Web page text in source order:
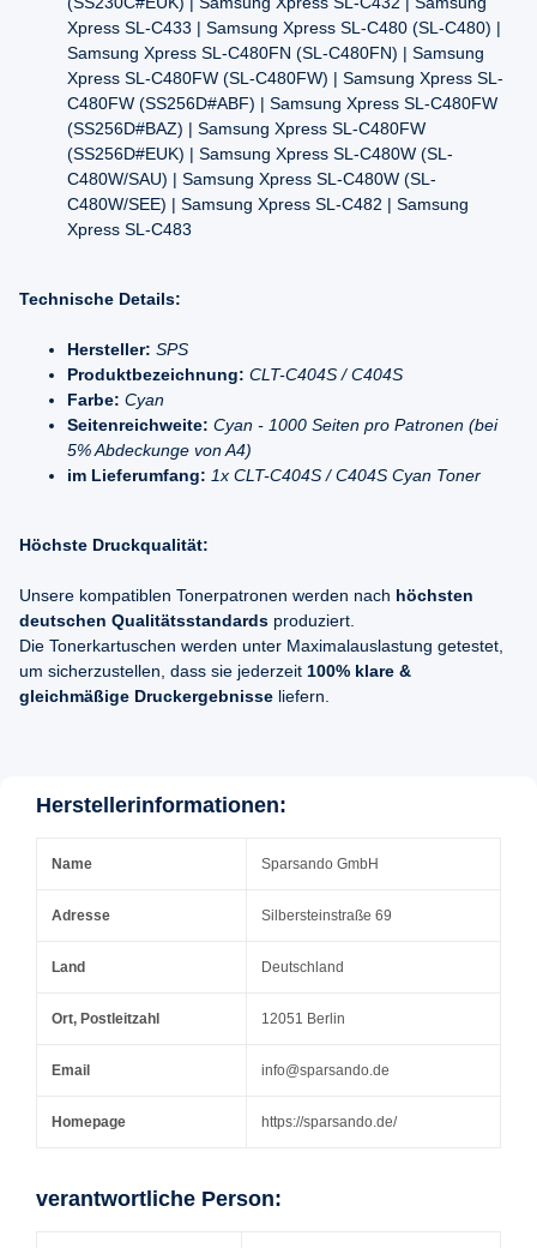
Xpress SL-C433 | Samsung Xpress SL-C480 (SL-C480) |
Samsung Xpress SL-C480FN (SL-C480FN) | Samsung
Xpress SL-C480FW (SL-C480FW) | Samsung Xpress SL-
C480FW (SS256D#ABF) | Samsung Xpress SL-C480FW
(SS256D#BAZ) | Samsung Xpress SL-C480FW
(SS256D#EUK) | Samsung Xpress SL-C480W (SL-
C480W/SAU) | Samsung Xpress SL-C480W (SL-
C480W/SEE) | Samsung Xpress SL-C482 | Samsung
Xpress SL-C483
Technische Details:
Hersteller: SPS
Produktbezeichnung: CLT-C404S / C404S
Farbe: Cyan
Seitenreichweite: Cyan - 1000 Seiten pro Patronen (bei
5% Abdeckunge von A4)
im Lieferumfang: 1x CLT-C404S / C404S Cyan Toner
Höchste Druckqualität:
Unsere kompatiblen Tonerpatronen werden nach höchsten
deutschen Qualitätsstandards produziert.
Die Tonerkartuschen werden unter Maximalauslastung getestet,
um sicherzustellen, dass sie jederzeit 100% klare &
gleichmäßige Druckergebnisse liefern.
Herstellerinformationen:
Name Sparsando GmbH
Adresse Silbersteinstraße 69
Land Deutschland
Ort, Postleitzahl 12051 Berlin
Email info@sparsando.de
Homepage https://sparsando.de/
verantwortliche Person: